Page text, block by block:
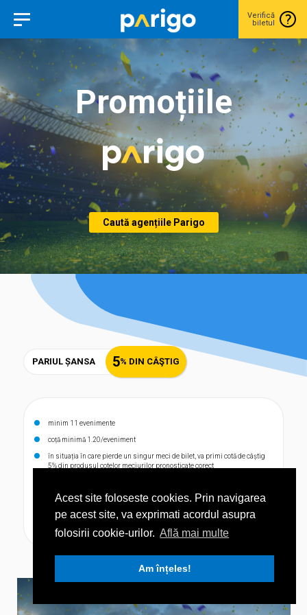
Acest site foloseste cookies. Prin navigarea
pe acest site, va exprimati acordul asupra
folosirii cookie-urilor. Află mai multe
Am înțeles!
Verifică
biletul
Promoțiile
Caută agențiile Parigo
PARIUL ȘANSA 5% DIN CÂŞTIG
minim 11 evenimente
coță minimă 1.20/eveniment
în situația în care pierde un singur meci de bilet, va primi cotă de câștig
5% din produsul cotelor meciurilor pronosticate corect
valabil doar pentru biletele simple
valabil dacã unul sau mai multe meciuri de pe bilet sunt anulate (primesc